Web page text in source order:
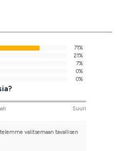
71%
21%
7%
0%
0%
Suuri
valitsemaan tavallisen